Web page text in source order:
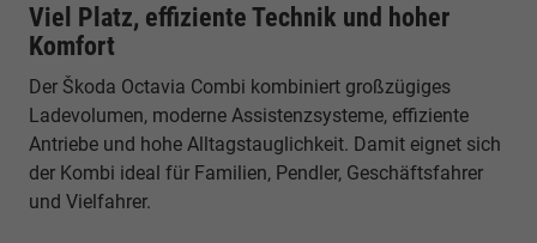
Viel Platz, effiziente Technik und hoher
Komfort
Der Škoda Octavia Combi kombiniert großzügiges
Ladevolumen, moderne Assistenzsysteme, effiziente
Antriebe und hohe Alltagstauglichkeit. Damit eignet sich
der Kombi ideal für Familien, Pendler, Geschäftsfahrer
und Vielfahrer.